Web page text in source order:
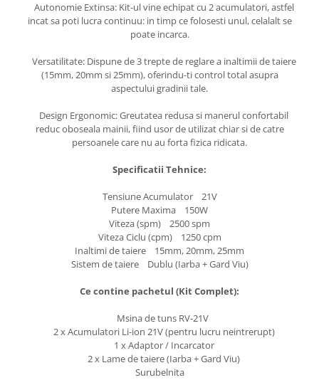
Autonomie Extinsa: Kit-ul vine echipat cu 2 acumulatori, astfel
incat sa poti lucra continuu: in timp ce folosesti unul, celalalt se
poate incarca.
Versatilitate: Dispune de 3 trepte de reglare a inaltimii de taiere
(15mm, 20mm si 25mm), oferindu-ti control total asupra
aspectului gradinii tale.
Design Ergonomic: Greutatea redusa si manerul confortabil
reduc oboseala mainii, fiind usor de utilizat chiar si de catre
persoanele care nu au forta fizica ridicata.
Specificatii Tehnice:
Tensiune Acumulator 21V
Putere Maxima 150W
Viteza (spm) 2500 spm
Viteza Ciclu (cpm) 1250 cpm
Inaltimi de taiere 15mm, 20mm, 25mm
Sistem de taiere Dublu (Iarba + Gard Viu)
Ce contine pachetul (Kit Complet):
Msina de tuns RV-21V
2 x Acumulatori Li-ion 21V (pentru lucru neintrerupt)
1 x Adaptor / Incarcator
2 x Lame de taiere (Iarba + Gard Viu)
Surubelnita